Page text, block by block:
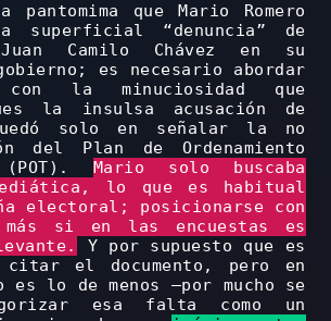
pantomima que Mario Romero
superficial “denuncia” de
Camilo Chávez en su
es necesario abordar
la minuciosidad que
la insulsa acusación de
solo en señalar la no
del Plan de Ordenamiento
Mario solo buscaba
lo que es habitual
electoral; posicionarse con
si en las encuestas es
Y por supuesto que es
el documento, pero en
es lo de menos –por mucho se
esa falta como un